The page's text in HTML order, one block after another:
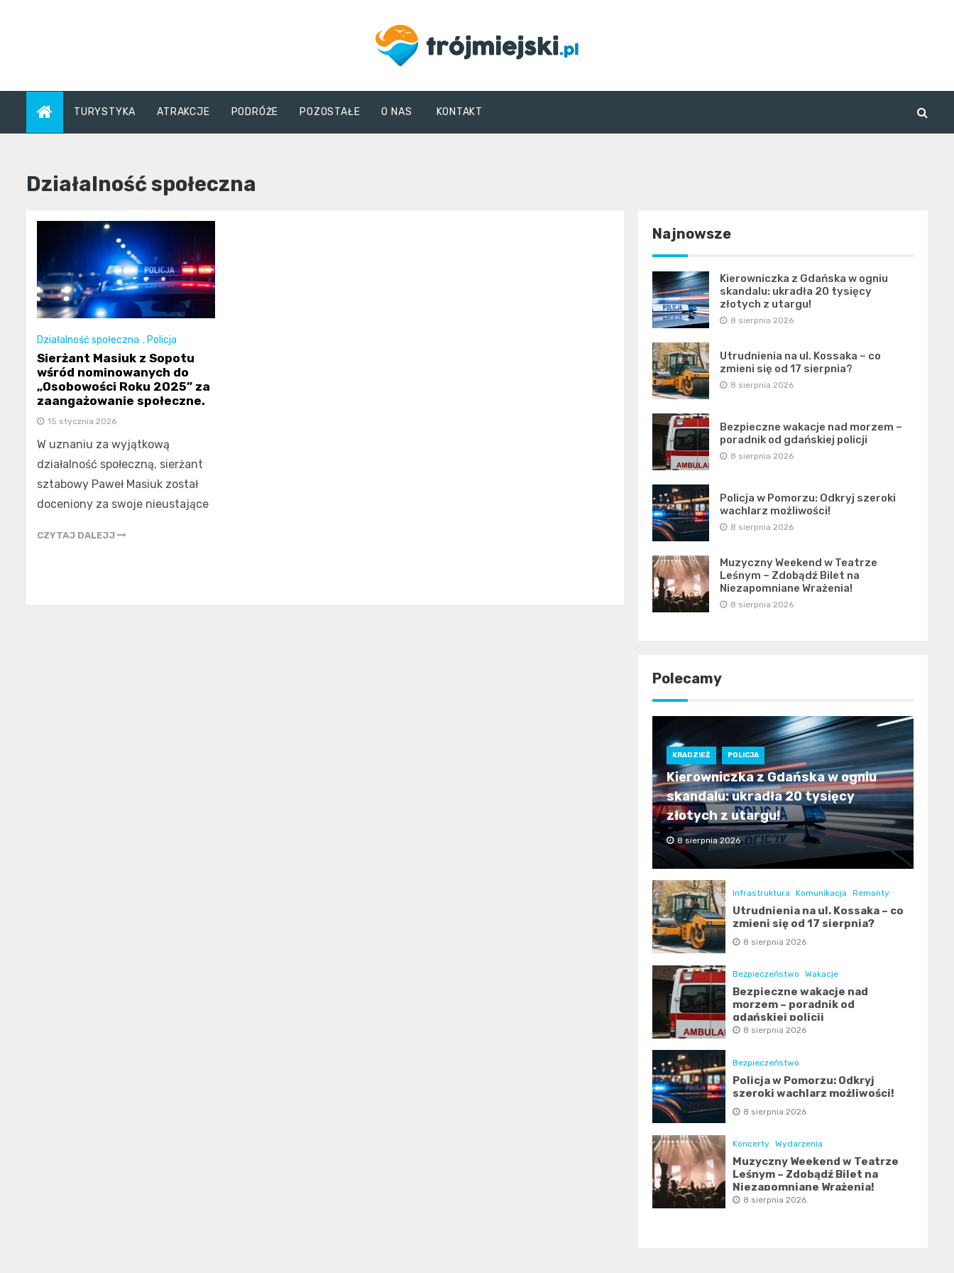
trojmiejski.pl
TURYSTYKA ATRAKCJE PODRÓŻE POZOSTAŁE O NAS KONTAKT
Działalność społeczna
Działalność społeczna , Policja
Sierżant Masiuk z Sopotu
wśród nominowanych do
„Osobowości Roku 2025” za
zaangażowanie społeczne.
15 stycznia 2026
W uznaniu za wyjątkową
działalność społeczną, sierżant
sztabowy Paweł Masiuk został
doceniony za swoje nieustające
CZYTAJ DALEJJ
Najnowsze
Kierowniczka z Gdańska w ogniu
skandalu: ukradła 20 tysięcy
złotych z utargu!
8 sierpnia 2026
Utrudnienia na ul. Kossaka – co
zmieni się od 17 sierpnia?
8 sierpnia 2026
Bezpieczne wakacje nad morzem –
poradnik od gdańskiej policji
8 sierpnia 2026
Policja w Pomorzu: Odkryj szeroki
wachlarz możliwości!
8 sierpnia 2026
Muzyczny Weekend w Teatrze
Leśnym – Zdobądź Bilet na
Niezapomniane Wrażenia!
8 sierpnia 2026
Polecamy
KRADZIEŻ POLICJA
Kierowniczka z Gdańska w ogniu
skandalu: ukradła 20 tysięcy
złotych z utargu!
8 sierpnia 2026
Infrastruktura Komunikacja Remonty
Utrudnienia na ul. Kossaka – co
zmieni się od 17 sierpnia?
8 sierpnia 2026
Bezpieczeństwo Wakacje
Bezpieczne wakacje nad
morzem – poradnik od
gdańskiej policji
8 sierpnia 2026
Bezpieczeństwo
Policja w Pomorzu: Odkryj
szeroki wachlarz możliwości!
8 sierpnia 2026
Koncerty Wydarzenia
Muzyczny Weekend w Teatrze
Leśnym – Zdobądź Bilet na
Niezapomniane Wrażenia!
8 sierpnia 2026